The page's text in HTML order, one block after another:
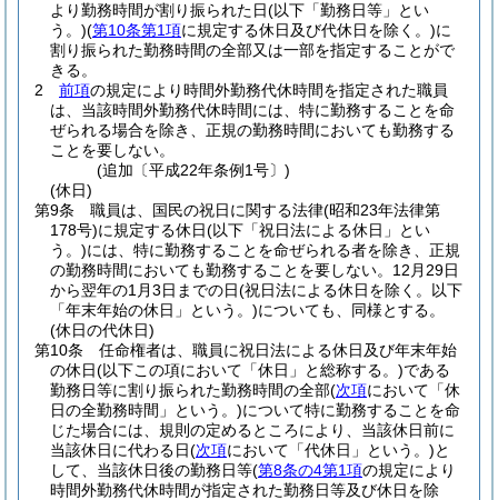
より勤務時間が割り振られた日(以下「勤務日等」とい
う。)(第10条第1項に規定する休日及び代休日を除く。)に
割り振られた勤務時間の全部又は一部を指定することがで
きる。
2
前項の規定により時間外勤務代休時間を指定された職員
は、当該時間外勤務代休時間には、特に勤務することを命
ぜられる場合を除き、正規の勤務時間においても勤務する
ことを要しない。
(追加〔平成22年条例1号〕)
(休日)
第9条
職員は、国民の祝日に関する法律(昭和23年法律第
178号)に規定する休日(以下「祝日法による休日」とい
う。)には、特に勤務することを命ぜられる者を除き、正規
の勤務時間においても勤務することを要しない。 12月29日
から翌年の1月3日までの日(祝日法による休日を除く。以下
「年末年始の休日」という。)についても、同様とする。
(休日の代休日)
第10条
任命権者は、職員に祝日法による休日及び年末年始
の休日(以下この項において「休日」と総称する。)である
勤務日等に割り振られた勤務時間の全部(次項において「休
日の全勤務時間」という。)について特に勤務することを命
じた場合には、規則の定めるところにより、当該休日前に
当該休日に代わる日(次項において「代休日」という。)と
して、当該休日後の勤務日等(第8条の4第1項の規定により
時間外勤務代休時間が指定された勤務日等及び休日を除